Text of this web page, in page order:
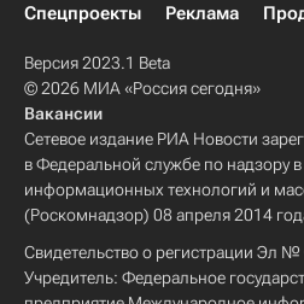
Спецпроекты
Реклама
Версия 2023.1 Beta
© 2026 МИА «Россия сегодня»
Вакансии
Сетевое издание РИА Новости
в Федеральной службе по надзору
информационных технологий и
(Роскомнадзор) 08 апреля 2014
Свидетельство о регистрации Эл
Учредитель: Федеральное